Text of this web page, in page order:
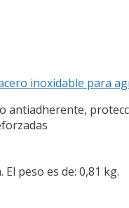
inoxidable para
antiadherente,
peso es de: 0,81 kg.